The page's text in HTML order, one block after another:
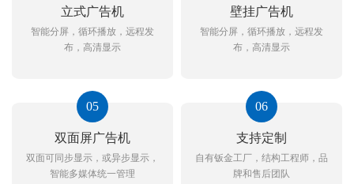
立式广告机
智能分屏，循环播放，远程发
布，高清显示
壁挂广告机
智能分屏，循环播放，远程发
布，高清显示
05
双面屏广告机
双面可同步显示，或异步显示，
智能多媒体统一管理
06
支持定制
自有钣金工厂，结构工程师，品
牌和售后团队